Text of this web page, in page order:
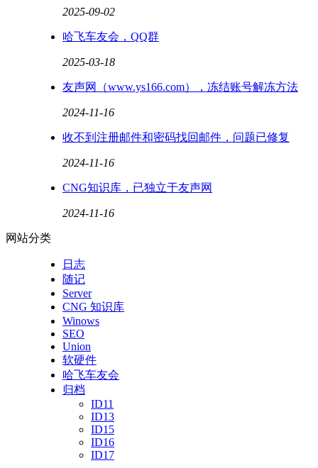
2025-09-02
哈飞车友会，QQ群
2025-03-18
友声网（www.ys166.com），冻结账号解冻方法
2024-11-16
收不到注册邮件和密码找回邮件，问题已修复
2024-11-16
CNG知识库，已独立于友声网
2024-11-16
网站分类
日志
随记
Server
CNG 知识库
Winows
SEO
Union
软硬件
哈飞车友会
归档
ID11
ID13
ID15
ID16
ID17